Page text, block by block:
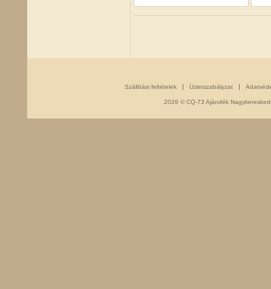
Szállítási feltételek Üzletszabályzat
2026 © CQ-73 Ajándék